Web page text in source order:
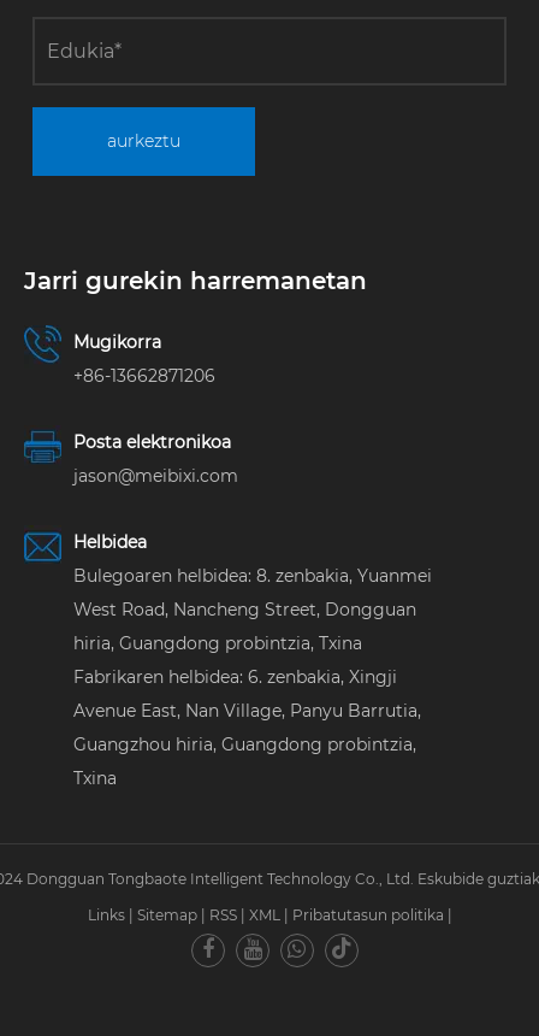
aurkeztu
Jarri gurekin harremanetan
Mugikorra
+86-13662871206
Posta elektronikoa
jason@meibixi.com
Helbidea
Bulegoaren helbidea: 8. zenbakia, Yuanmei
West Road, Nancheng Street, Dongguan
hiria, Guangdong probintzia, Txina
Fabrikaren helbidea: 6. zenbakia, Xingji
Avenue East, Nan Village, Panyu Barrutia,
Guangzhou hiria, Guangdong probintzia,
Txina
Dongguan Tongbaote Intelligent Technology Co., Ltd. Eskubide
Links | Sitemap | RSS | XML | Pribatutasun politika |